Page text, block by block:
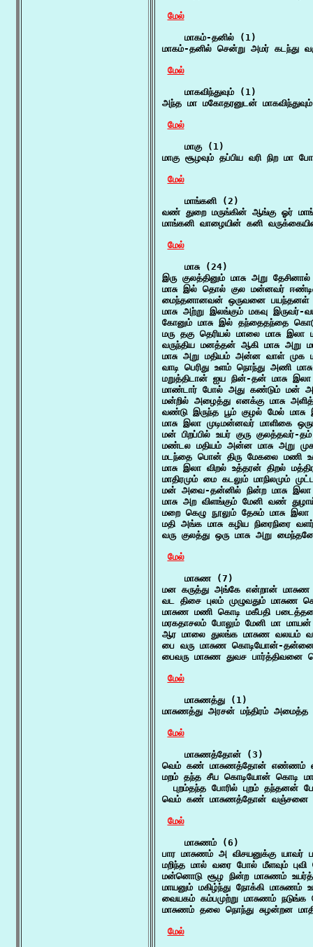
மேல்
    மாகம்-தனில் (1)
மாகம்-தனில் சென்று அமர் கடந்து
மேல்
    மாகவிந்துவும் (1)
அந்த மா மகோதரனுடன்
மேல்
    மாகு (1)
மாகு சூழவும் தப்பிய வரி நிற மா
மேல்
    மாங்கனி (2)
வண் துறை மருங்கின் ஆங்கு ஓர்
மாங்கனி வாழையின் கனி
மேல்
    மாசு (24)
இரு குலத்தினும் மாசு அறு
மாசு இல் தொல் குல மன்னவர்
மைந்தனானவன் ஒருவனை பயந்தனள்
மாசு அற்று இலங்கும் மகவு இருவர்-
கோனும் மாசு இல் தந்தைதந்தை
மரு தகு தெரியல் மாலை மாசு
வருந்திய மனத்தன் ஆகி மாசு அறு
மாசு அறு மதியம் அன்ன வாள் முக
வாடி பெரிது உளம் நொந்து அணி
மறுத்திடான் ஐய நின்-தன் மாசு
மாண்டார் போல் அது கண்டும் மன்
மன்றில் அழைத்து எனக்கு மாசு
வண்டு இருந்த பூம் குழல் மேல்
மாசு இலா முடிமன்னவர் மாளிகை
மன் பிறப்பில் உயர் குரு குலத்தவர்-
மண்டல மதியம் அன்ன மாசு அறு
மடந்தை பொன் திரு மேகலை மணி
மாசு இலா விறல் உத்தரன் திறல்
மாதிரமும் மை கடலும் மாநிலமும்
மன் அவை-தன்னில் நின்ற மாசு
மாசு அற விளங்கும் மேனி வண்
மறை கெழு நூலும் தேசும் மாசு
மதி அங்க மாசு கழிய நிரைநிரை
வரு குலத்து ஒரு மாசு அறு
மேல்
    மாசுண (7)
மன கருத்து அங்கே என்றான்
வட திசை புலம் முழுவதும் மாசுண
மாசுண மணி கொடி மகீபதி
மரகதாசலம் போலும் மேனி மா மாயன்
ஆர மாலை துலங்க மாசுண வலயம்
பை வரு மாசுண கொடியோன்-தன்னை
பைவரு மாசுண துவச பார்த்திவனை
மேல்
    மாசுணத்து (1)
மாசுணத்து அரசன் மந்திரம்
மேல்
    மாசுணத்தோன் (3)
வெம் கண் மாசுணத்தோன் எண்ணம் எ
மறம் தந்த சீய கொடியோன் கொடி
புறம்தந்த போரில் புறம் தந்தனன்
வெம் கண் மாசுணத்தோன் வஞ்சனை
மேல்
    மாசுணம் (6)
பார மாசுணம் அ விசயனுக்கு
மறிந்த மால் வரை போல் மீளவும் புவி
மன்னொடு சூழ நின்ற மாசுணம்
மாயனும் மகிழ்ந்து நோக்கி
வையகம் கம்பமுற்று மாசுணம்
மாசுணம் தலை நொந்து சுழன்றன
மேல்